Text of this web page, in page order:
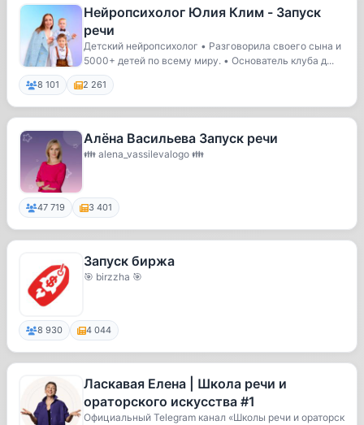
Нейропсихолог Юлия Клим - Запуск
речи
Детский нейропсихолог • Разговорила своего сына и
5000+ детей по всему миру. • Основатель клуба д...
8 101 2 261
Алёна Васильева Запуск речи
👪 alena_vassilevalogo 👪
47 719 3 401
Запуск биржа
🎯 birzzha 🎯
8 930 4 044
Ласкавая Елена | Школа речи и
ораторского искусства #1
Официальный Telegram канал «Школы речи и ораторск